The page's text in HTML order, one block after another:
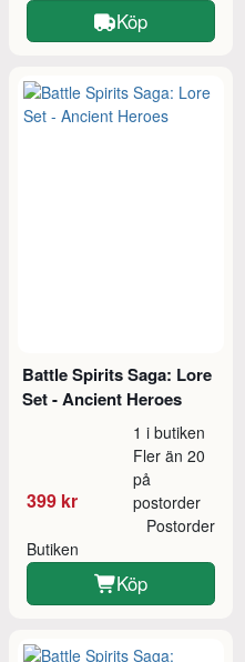
Köp
Battle Spirits Saga: Lore
Set - Ancient Heroes
399 kr
1 i butiken
Fler än 20
på
postorder
Butiken
Postorder
Köp